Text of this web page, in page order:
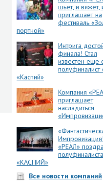
шьет, и вяжет,
приглашает на
фестиваль
портной»
Интрига
финала! Стал
известен еще
полуфиналист
«Каспий»
Компания
приглашает
насладиться
Импровизация!
«РЕАЛ»
«КАСПИЙ»
Все новости компаний